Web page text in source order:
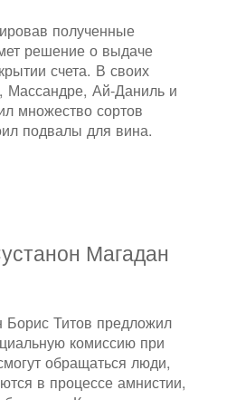
полученные
решение о выдаче
счета. В своих
Массандре, Ай-Даниль и
множество сортов
подвалы для вина.
Магадан
Борис Титов предложил
комиссию при
обращаться люди,
в процессе амнистии,